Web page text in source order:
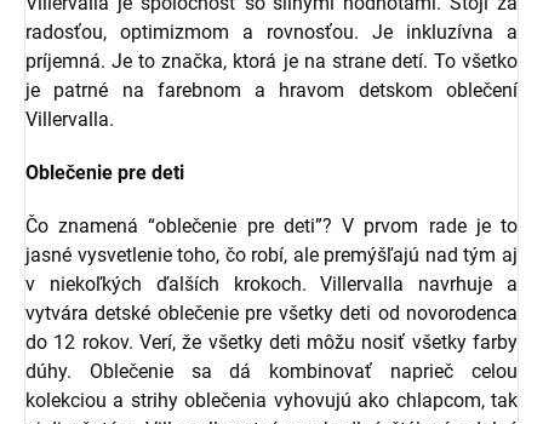
radosťou, optimizmom a rovnosťou. Je inkluzívna a
príjemná. Je to značka, ktorá je na strane detí. To všetko
je patrné na farebnom a hravom detskom oblečení
Villervalla.
Oblečenie pre deti
Čo znamená “oblečenie pre deti”? V prvom rade je to
jasné vysvetlenie toho, čo robí, ale premýšľajú nad tým aj
v niekoľkých ďalších krokoch. Villervalla navrhuje a
vytvára detské oblečenie pre všetky deti od novorodenca
do 12 rokov. Verí, že všetky deti môžu nosiť všetky farby
dúhy. Oblečenie sa dá kombinovať naprieč celou
kolekciou a strihy oblečenia vyhovujú ako chlapcom, tak